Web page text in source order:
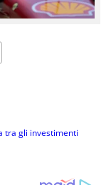
tra gli investimenti